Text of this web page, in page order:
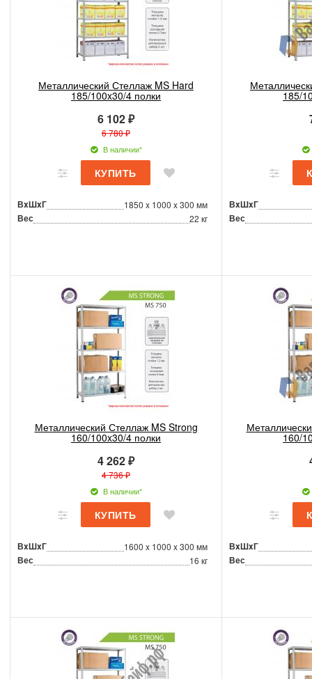
Металлический Стеллаж MS Hard
185/100x30/4 полки
6 102 ₽
6 780 ₽
В наличии*
ВxШxГ 1850 x 1000 x 300 мм
Вес 22 кг
185/
ВxШxГ
Вес
Металлический Стеллаж MS Strong
160/100x30/4 полки
4 262 ₽
4 736 ₽
В наличии*
ВxШxГ 1600 x 1000 x 300 мм
Вес 16 кг
160/
ВxШxГ
Вес